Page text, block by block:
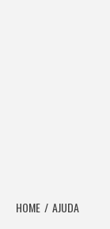
HOME AJUDA